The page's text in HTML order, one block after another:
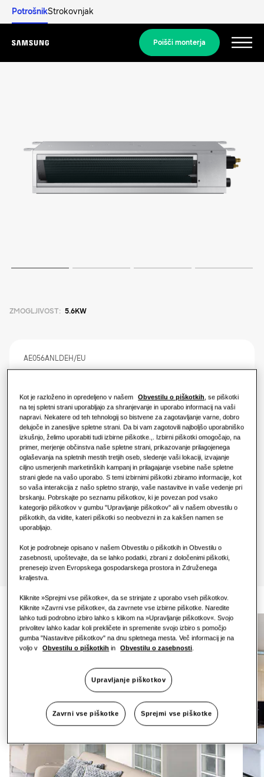
PotrošnikStrokovnjak
Menu
Poišči monterja
Kaj je toplotna črpalka in kako deluje?
KOMERCIALNE REŠITVE
Hoteli
Maloprodaja
Restavracija
Pisarna
Trajnost
One Samsung
Rešitve za klimatizacijo
REŠITVE ZA KOMERCIALNE ZGRADBE
Rešitve za klimatizacijo
Upravljanje
ZMOGLJIVOST: 5.6KW
AE056ANLDEH/EU
Razpoložljiva zmogljivost
2.2KW 2.8KW 3.6KW 5.6KW
Razpoložljiva moč
1 faza
Poišči monterja
Kot je razloženo in opredeljeno v našem Obvestilu o piškotkih , se piškotki
na tej spletni strani uporabljajo za shranjevanje in uporabo informacij na vaši
napravi. Nekatere od teh tehnologij so bistvene za zagotavljanje varne, dobro
delujoče in zanesljive spletne strani. Da bi vam zagotovili najboljšo uporabniško
izkušnjo, želimo uporabiti tudi izbirne piškotke.,. Izbirni piškotki omogočajo, na
primer, merjenje občinstva naše spletne strani, prikazovanje prilagojenega
oglaševanja na spletnih mestih tretjih oseb, sledenje vaši lokaciji, izvajanje
ciljno usmerjenih marketinških kampanj in prilagajanje vsebine naše spletne
strani glede na vašo uporabo. S temi izbirnimi piškotki zbiramo informacije, kot
so vaša interakcija z našo spletno stranjo, vaše nastavitve in vaše vedenje pri
brskanju. Pobrskajte po seznamu piškotkov, ki je povezan pod vsako
kategorijo piškotkov v gumbu "Upravljanje piškotkov" ali v našem obvestilu o
piškotkih, da vidite, kateri piškotki so neobvezni in za kakšen namen se
uporabljajo.
Kot je podrobneje opisano v našem Obvestilu o piškotkih in Obvestilu o
zasebnosti, upoštevajte, da se lahko podatki, zbrani z določenimi piškotki,
prenesejo izven Evropskega gospodarskega prostora in Združenega
kraljestva.
Kliknite »Sprejmi vse piškotke«, da se strinjate z uporabo vseh piškotkov.
Kliknite »Zavrni vse piškotke«, da zavrnete vse izbirne piškotke. Naredite
lahko tudi podrobno izbiro lahko s klikom na »Upravljanje piškotkov«. Svojo
privolitev lahko kadar koli prekličete in spremenite svojo izbiro s pomočjo
gumba "Nastavitve piškotkov" na dnu spletnega mesta. Več informacij je na
voljo v
Obvestilu o piškotkih in Obvestilu o zasebnosti
Upravljanje piškotkov
Zavrni vse piškotke Sprejmi vse piškotke